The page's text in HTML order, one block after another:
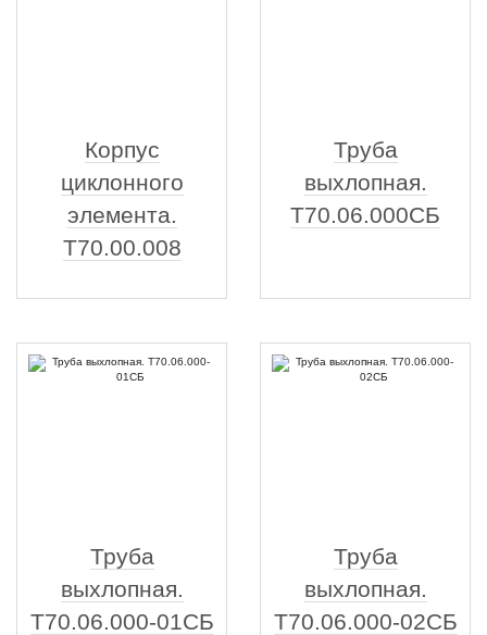
Корпус
циклонного
элемента.
Т70.00.008
Труба
выхлопная.
Т70.06.000СБ
Труба
выхлопная.
Т70.06.000-01СБ
Труба
выхлопная.
Т70.06.000-02СБ